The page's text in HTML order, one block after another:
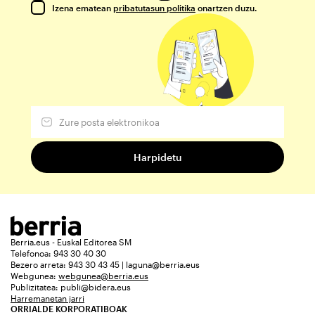
Izena ematean pribatutasun politika onartzen duzu.
Berria.eus - Euskal Editorea SM
Telefonoa: 943 30 40 30
Bezero arreta: 943 30 43 45 | laguna@berria.eus
Webgunea: webgunea@berria.eus
Publizitatea: publi@bidera.eus
Harremanetan jarri
ORRIALDE KORPORATIBOAK